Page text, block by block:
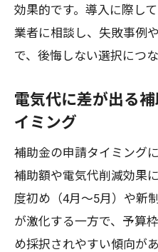
効果的です。導入に際し
業者に相談し、失敗事例
で、後悔しない選択につな
電気代に差が出る
イミング
補助金の申請タイミング
補助額や電気代削減効果
度初め（4月〜5月）や新
が激化する一方で、予算
め採択されやすい傾向があ